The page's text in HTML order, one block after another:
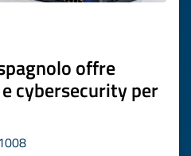
offre
cybersecurity per